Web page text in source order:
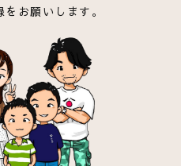
お願いします。